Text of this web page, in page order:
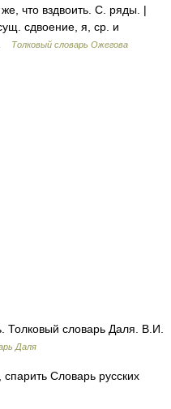
что вздвоить. С. ряды. |
сдвоение, я, ср. и
Толковый словарь Ожегова
Толковый словарь Даля. В.И.
Даля
Словарь русских